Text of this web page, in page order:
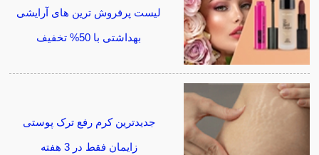
لیست پرفروش ترین های آرایشی
بهداشتی با 50% تخفیف
جدیدترین کرم رفع ترک پوستی
زایمان فقط در 3 هفته